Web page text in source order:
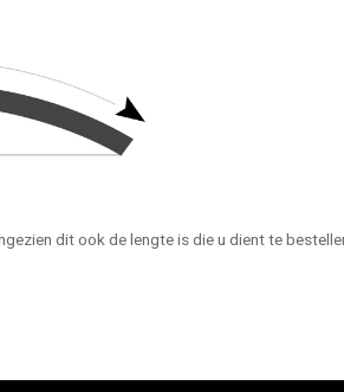
dit ook de lengte is die u dient te